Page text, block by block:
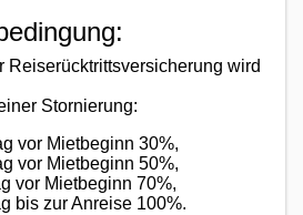
Reiserücktrittsversicherung wird
Stornierung:
vor Mietbeginn 30%,
vor Mietbeginn 50%,
vor Mietbeginn 70%,
bis zur Anreise 100%.